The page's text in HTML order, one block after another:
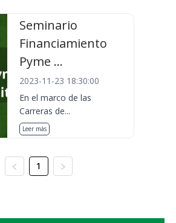
Seminario
Financiamiento
Pyme ...
2023-11-23 18:30:00
En el marco de las
Carreras de...
Leer más
1